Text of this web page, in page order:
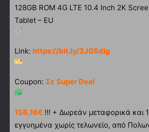
128GB ROM 4G LTE 10.4 Inch 2K
Tablet – EU
Link: https://bit.ly/3JGSdlg
Coupon: Σε Super Deal
156,16€ !!! + Δωρεάν μεταφορικά και
εγγυημένα χωρίς τελωνείο, από